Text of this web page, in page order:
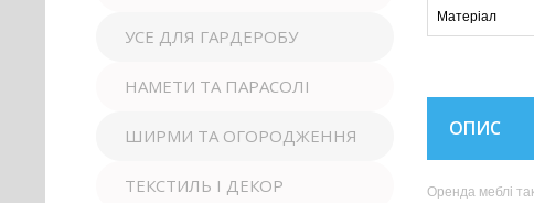
Матеріал
ОПИС
Оренда меблі
УСЕ ДЛЯ ГАРДЕРОБУ
НАМЕТИ ТА ПАРАСОЛІ
ШИРМИ ТА ОГОРОДЖЕННЯ
ТЕКСТИЛЬ І ДЕКОР